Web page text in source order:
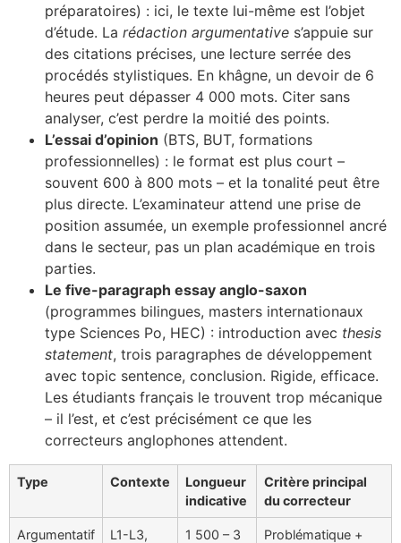
préparatoires) : ici, le texte lui-même est l’objet
d’étude. La rédaction argumentative s’appuie sur
des citations précises, une lecture serrée des
procédés stylistiques. En khâgne, un devoir de 6
heures peut dépasser 4 000 mots. Citer sans
analyser, c’est perdre la moitié des points.
L’essai d’opinion (BTS, BUT, formations
professionnelles) : le format est plus court –
souvent 600 à 800 mots – et la tonalité peut être
plus directe. L’examinateur attend une prise de
position assumée, un exemple professionnel ancré
dans le secteur, pas un plan académique en trois
parties.
Le five-paragraph essay anglo-saxon
(programmes bilingues, masters internationaux
type Sciences Po, HEC) : introduction avec thesis
statement, trois paragraphes de développement
avec topic sentence, conclusion. Rigide, efficace.
Les étudiants français le trouvent trop mécanique
– il l’est, et c’est précisément ce que les
correcteurs anglophones attendent.
Type Contexte
Longueur
indicative
Critère principal
du correcteur
Argumentatif
L1-L3,
1 500 – 3
Problématique +